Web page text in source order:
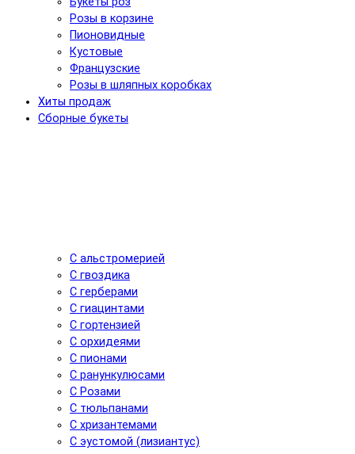
Розы в корзине
Пионовидные
Кустовые
Французские
Розы в шляпных коробках
Хиты продаж
Сборные букеты
С альстромерией
С гвоздика
С герберами
С гиацинтами
С гортензией
С орхидеями
С пионами
С ранункулюсами
С Розами
С тюльпанами
С хризантемами
С эустомой (лизиантус)